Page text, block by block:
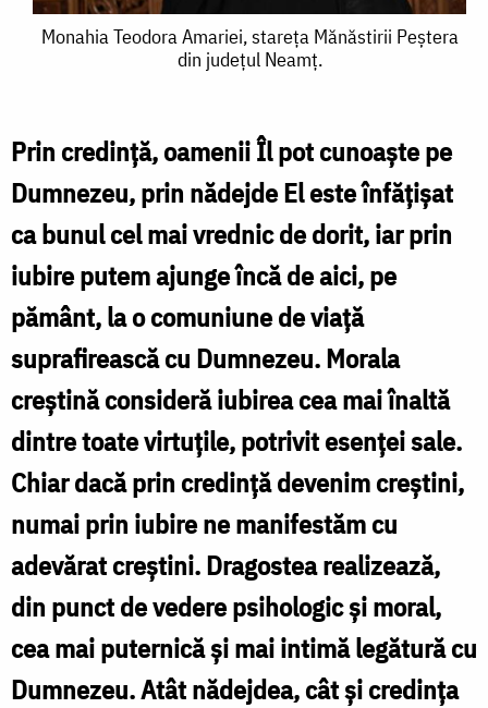
Monahia
stareţa
Mănăstirii
Peştera
din
judeţul
Neamţ.
Monahia Teodora Amariei, stareţa Mănăstirii Peştera
din judeţul Neamţ.
Prin credinţă, oamenii Îl pot cunoaşte pe
Dumnezeu, prin nădejde El este înfăţişat
ca bunul cel mai vrednic de dorit, iar prin
iubire putem ajunge încă de aici, pe
pământ, la o comuniune de viaţă
suprafirească cu Dumnezeu. Morala
creştină consideră iubirea cea mai înaltă
dintre toate virtuţile, potrivit esenţei sale.
Chiar dacă prin credinţă devenim creştini,
numai prin iubire ne manifestăm cu
adevărat creştini. Dragostea realizează,
din punct de vedere psihologic şi moral,
cea mai puternică şi mai intimă legătură cu
Dumnezeu. Atât nădejdea, cât şi credinţa